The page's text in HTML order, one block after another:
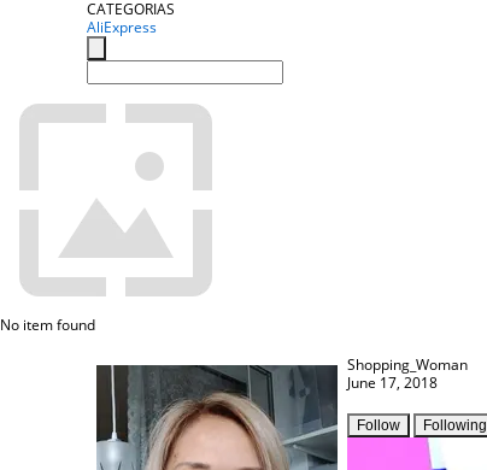
CATEGORIAS
AliExpress
No item found
Shopping_Woman
June 17, 2018
Follow Following